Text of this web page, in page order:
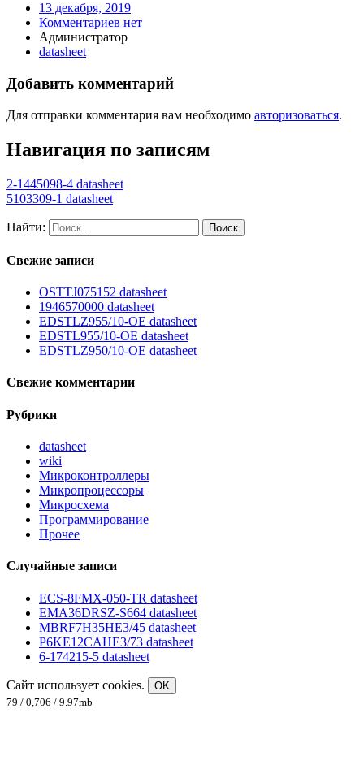
13 декабря, 2019
Комментариев нет
Администратор
datasheet
Добавить комментарий
Для отправки комментария вам необходимо авторизоваться.
Навигация по записям
2-1445098-4 datasheet
5103309-1 datasheet
Найти:
Свежие записи
OSTTJ075152 datasheet
1946570000 datasheet
EDSTLZ955/10-OE datasheet
EDSTL955/10-OE datasheet
EDSTLZ950/10-OE datasheet
Свежие комментарии
Рубрики
datasheet
wiki
Микроконтроллеры
Микропроцессоры
Микросхема
Программирование
Прочее
Случайные записи
ECS-8FMX-050-TR datasheet
EMA36DRSZ-S664 datasheet
MBRF7H35HE3/45 datasheet
P6KE12CAHE3/73 datasheet
6-174215-5 datasheet
Сайт использует cookies.
OK
79 / 0,706 / 9.97mb